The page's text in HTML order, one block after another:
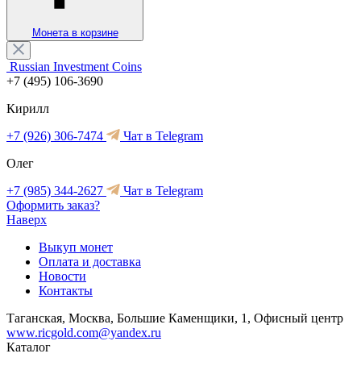
Монета в корзине
Russian Investment Coins
+7 (495) 106-3690
Кирилл
+7 (926) 306-7474
Чат в Telegram
Олег
+7 (985) 344-2627
Чат в Telegram
Оформить заказ?
Наверх
Выкуп монет
Оплата и доставка
Новости
Контакты
Таганская, Москва, Большие Каменщики, 1, Офисный центр
www.ricgold.com@yandex.ru
Каталог